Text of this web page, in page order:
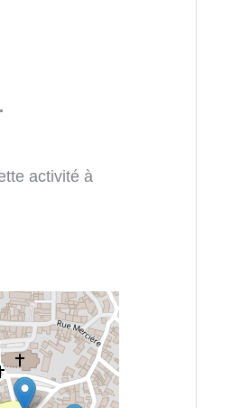
activité à